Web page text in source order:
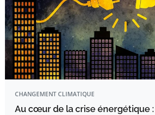
CHANGEMENT CLIMATIQUE
Au cœur de la crise énergétique